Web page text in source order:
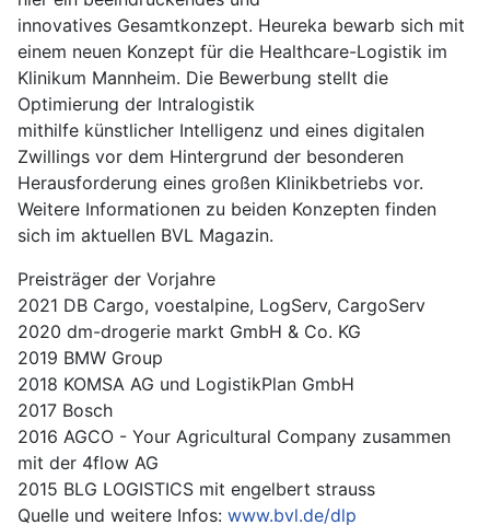
innovatives Gesamtkonzept. Heureka bewarb sich mit
einem neuen Konzept für die Healthcare-Logistik im
Klinikum Mannheim. Die Bewerbung stellt die
Optimierung der Intralogistik
mithilfe künstlicher Intelligenz und eines digitalen
Zwillings vor dem Hintergrund der besonderen
Herausforderung eines großen Klinikbetriebs vor.
Weitere Informationen zu beiden Konzepten finden
sich im aktuellen BVL Magazin.
Preisträger der Vorjahre
2021 DB Cargo, voestalpine, LogServ, CargoServ
2020 dm-drogerie markt GmbH & Co. KG
2019 BMW Group
2018 KOMSA AG und LogistikPlan GmbH
2017 Bosch
2016 AGCO - Your Agricultural Company zusammen
mit der 4flow AG
2015 BLG LOGISTICS mit engelbert strauss
Quelle und weitere Infos: www.bvl.de/dlp